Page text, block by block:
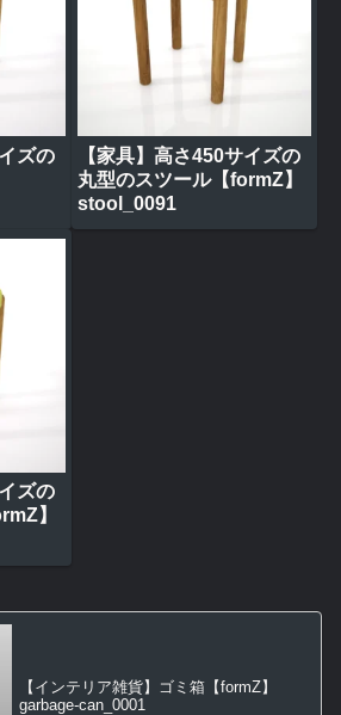
ズの
【家具】高さ450サイズの
丸型のスツール【formZ】
stool_0091
ズの
】
【インテリア雑貨】ゴミ箱【formZ】
garbage-can_0001